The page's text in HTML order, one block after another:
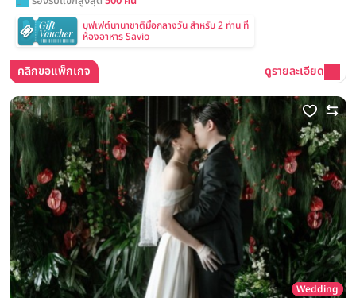
บุฟเฟต์นานาชาติมื้อกลางวัน สำหรับ 2 ท่าน ที่
ห้องอาหาร Savio
คลิกขอแพ็กเกจ ดูรายละเอียด
Wedding